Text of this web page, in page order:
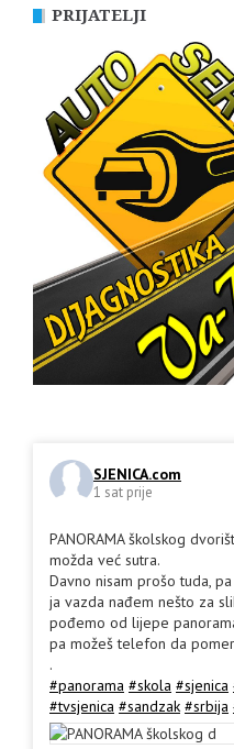
PRIJATELJI
SJENICA.com
1 sat prije
PANORAMA školskog
možda već sutra.
Davno nisam prošo tuda,
ja vazda nađem nešto za
pođemo od lijepe
pa možeš telefon da
.
#panorama #skola #sjenica
#tvsjenica #sandzak #srbija